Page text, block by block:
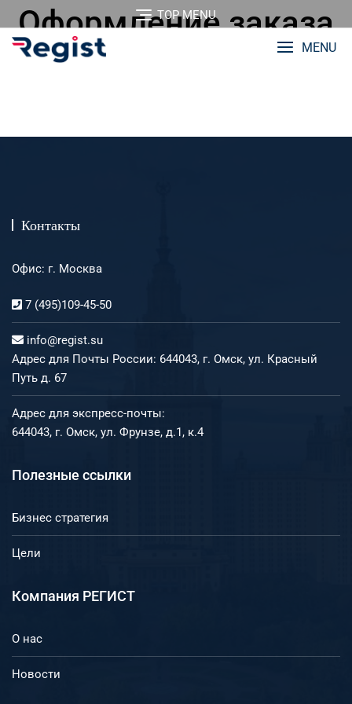
Перейти
к
содержимому
TOP MENU
MENU
Оформление заказа
Контакты
Офис: г. Москва
7 (495)109-45-50
info@regist.su
Адрес для Почты России: 644043, г. Омск, ул. Красный
Путь д. 67
Адрес для экспресс-почты:
644043, г. Омск, ул. Фрунзе, д.1, к.4
Полезные ссылки
Бизнес стратегия
Цели
Компания РЕГИСТ
О нас
Новости